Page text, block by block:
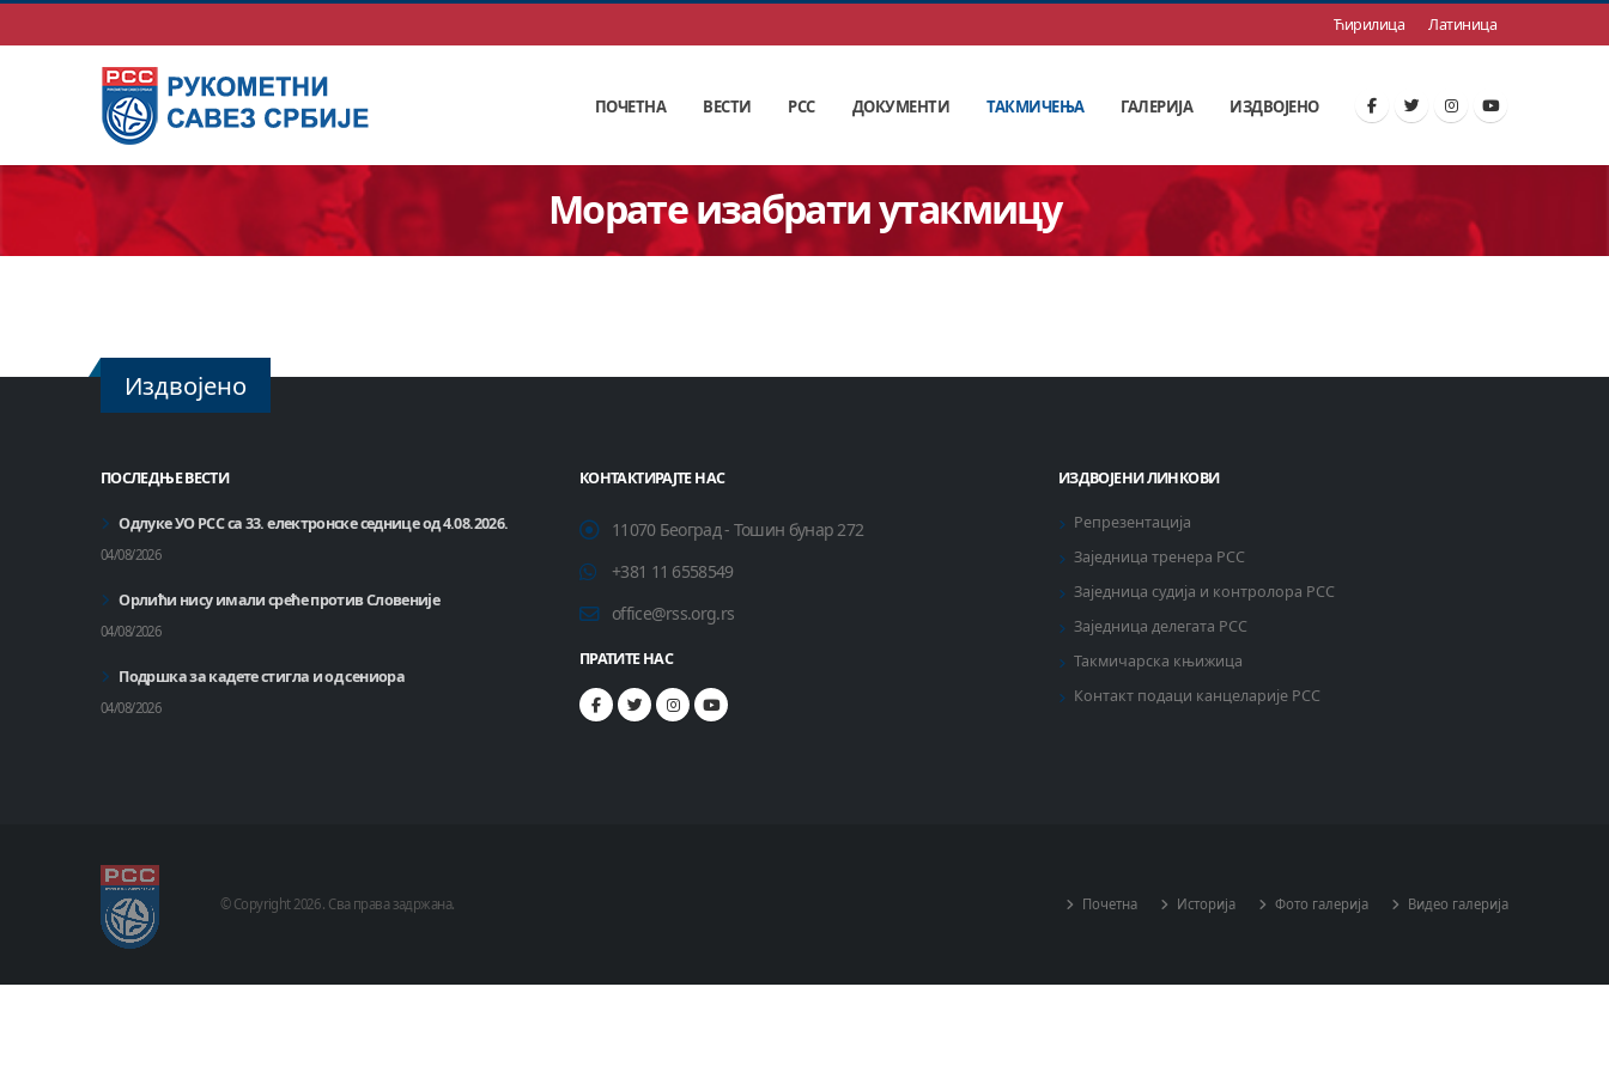
Ћирилица Латиница
ПОЧЕТНА ВЕСТИ РСС ДОКУМЕНТИ ТАКМИЧЕЊА ГАЛЕРИЈА ИЗДВОЈЕНО
Морате изабрати утакмицу
Издвојено
ПОСЛЕДЊЕ ВЕСТИ
Одлуке УО РСС са 33. електронске седнице од 4.08.2026.
04/08/2026
Орлићи нису имали среће против Словеније
04/08/2026
Подршка за кадете стигла и од сениора
04/08/2026
КОНТАКТИРАЈТЕ НАС
11070 Београд - Тошин бунар 272
+381 11 6558549
office@rss.org.rs
ПРАТИТЕ НАС
ИЗДВОЈЕНИ ЛИНКОВИ
Репрезентација
Заједница тренера РСС
Заједница судија и контролора РСС
Заједница делегата РСС
Такмичарска књижица
Контакт подаци канцеларије РСС
© Copyright 2026 . Сва права задржана. Почетна Историја Фото галерија Видео галерија